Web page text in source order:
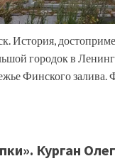
История,
городок в
Финского залива.
Курган